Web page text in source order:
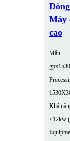
Máy
cao
Mẫu
gpx1530
Khả
≤12kw